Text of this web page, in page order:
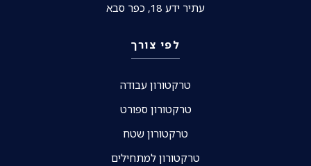
עתיר ידע 18, כפר סבא
לפי צורך
טרקטורון עבודה
טרקטורון ספורט
טרקטורון שטח
טרקטורון למתחילים